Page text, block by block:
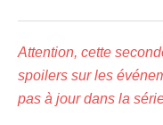
Attention, cette
spoilers sur les
pas à jour dans la